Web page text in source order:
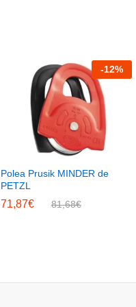
-12%
Polea Prusik MINDER de
PETZL
71,87€ 81,68€